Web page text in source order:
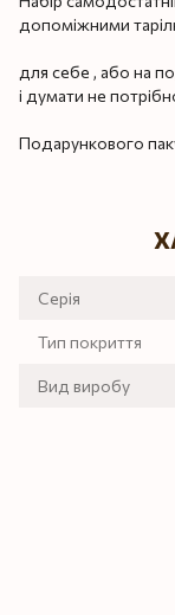
допоміжними
для себе , або на
і думати не
Подарункового
Серія
Тип покриття
Вид виробу